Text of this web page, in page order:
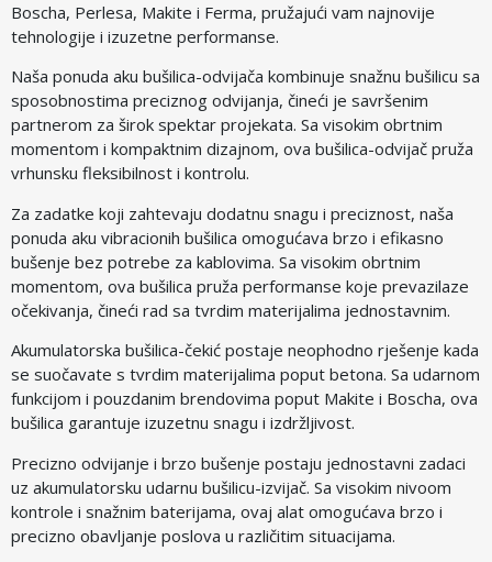
Boscha, Perlesa, Makite i Ferma, pružajući vam najnovije
tehnologije i izuzetne performanse.
Naša ponuda aku bušilica-odvijača kombinuje snažnu bušilicu sa
sposobnostima preciznog odvijanja, čineći je savršenim
partnerom za širok spektar projekata. Sa visokim obrtnim
momentom i kompaktnim dizajnom, ova bušilica-odvijač pruža
vrhunsku fleksibilnost i kontrolu.
Za zadatke koji zahtevaju dodatnu snagu i preciznost, naša
ponuda aku vibracionih bušilica omogućava brzo i efikasno
bušenje bez potrebe za kablovima. Sa visokim obrtnim
momentom, ova bušilica pruža performanse koje prevazilaze
očekivanja, čineći rad sa tvrdim materijalima jednostavnim.
Akumulatorska bušilica-čekić postaje neophodno rješenje kada
se suočavate s tvrdim materijalima poput betona. Sa udarnom
funkcijom i pouzdanim brendovima poput Makite i Boscha, ova
bušilica garantuje izuzetnu snagu i izdržljivost.
Precizno odvijanje i brzo bušenje postaju jednostavni zadaci
uz akumulatorsku udarnu bušilicu-izvijač. Sa visokim nivoom
kontrole i snažnim baterijama, ovaj alat omogućava brzo i
precizno obavljanje poslova u različitim situacijama.